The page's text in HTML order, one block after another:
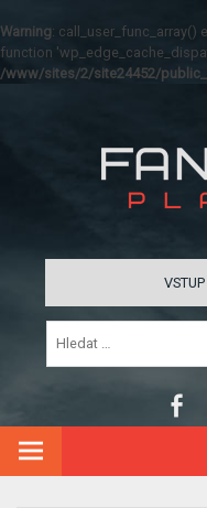
Warning: call_user_func_array()
function
/www/sites/2/site24452/